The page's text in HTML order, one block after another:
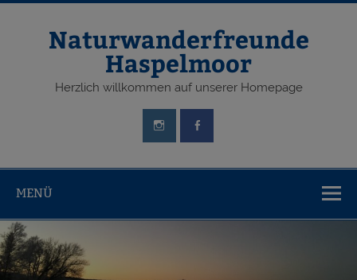
Zum
Naturwanderfreunde
Haspelmoor
Herzlich willkommen auf unserer Homepage
MENÜ